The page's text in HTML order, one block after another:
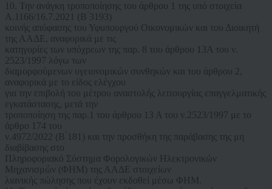
10. Την ανάγκη τροποποίησης του άρθρου 1 της υπό στοιχεία
Α.1166/16.7.2021 (Β ́3193)
κοινής απόφασης του Υφυπουργού Οικονομικών και του Διοικητή
της ΑΑΔΕ, αναφορικά με τις
κατηγορίες των υπόχρεων της παρ. 8 του άρθρου 13Α του ν.
2523/1997 λόγω των
διαμορφούμενων υγειονομικών συνθηκών και του άρθρου 2,
αναφορικά με το είδος ελέγχου
για την επιβολή του μέτρου αναστολής λειτουργίας επαγγελματικής
εγκατάστασης, μετά την
τροποποίηση της παρ.1 του άρθρου 13 Α του ν.2523/1997 με το
άρθρο 174 του
ν.4972/2022 (Β ́181) και την προσθήκη της παράβασης της μη
διαβίβασης στο
Πληροφοριακό Σύστημα Φορολογικών Ηλεκτρονικών
Μηχανισμών (ΦΗΜ) της ΑΑΔΕ στοιχείων
λιανικής πώλησης που έχουν εκδοθεί μέσω ΦΗΜ.